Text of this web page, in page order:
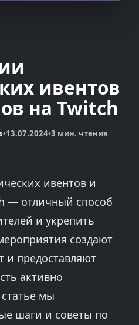
ивентов
на Twitch
•13.07.2024•3 мин. чтения
ивентов и
— отличный способ
и укрепить
создают
и предоставляют
активно
мы
шаги и советы по